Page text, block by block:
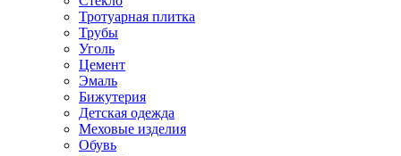
Тротуарная плитка
Трубы
Уголь
Цемент
Эмаль
Бижутерия
Детская одежда
Меховые изделия
Обувь